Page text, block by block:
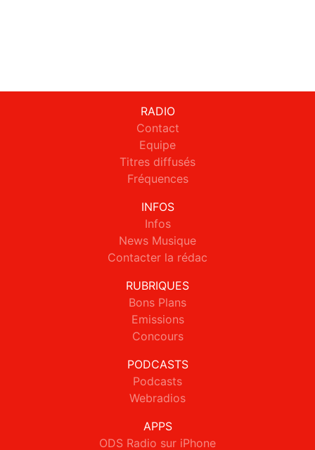
RADIO
Contact
Equipe
Titres diffusés
Fréquences
INFOS
Infos
News Musique
Contacter la rédac
RUBRIQUES
Bons Plans
Emissions
Concours
PODCASTS
Podcasts
Webradios
APPS
ODS Radio sur iPhone